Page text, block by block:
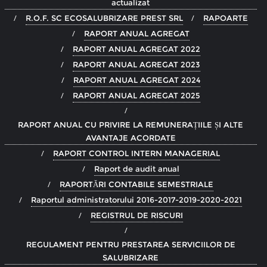
actualizat
R.O.F. SC ECOSALUBRIZARE PREST SRL
RAPOARTE
RAPORT ANUAL AGREGAT
RAPORT ANUAL AGREGAT 2022
RAPORT ANUAL AGREGAT 2023
RAPORT ANUAL AGREGAT 2024
RAPORT ANUAL AGREGAT 2025
RAPORT ANUAL CU PRIVIRE LA REMUNERAȚIILE ȘI ALTE
AVANTAJE ACORDATE
RAPORT CONTROL INTERN MANAGERIAL
Raport de audit anual
RAPORTĂRI CONTABILE SEMESTRIALE
Raportul administratorului 2016-2017-2019-2020-2021
REGISTRUL DE RISCURI
REGULAMENT PENTRU PRESTAREA SERVICIILOR DE
SALUBRIZARE